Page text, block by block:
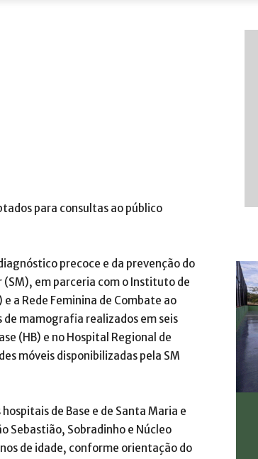
para consultas ao público
precoce e da prevenção do
em parceria com o Instituto de
a Rede Feminina de Combate ao
de mamografia realizados em seis
(HB) e no Hospital Regional de
móveis disponibilizadas pela SM
de Base e de Santa Maria e
Sebastião, Sobradinho e Núcleo
de idade, conforme orientação do